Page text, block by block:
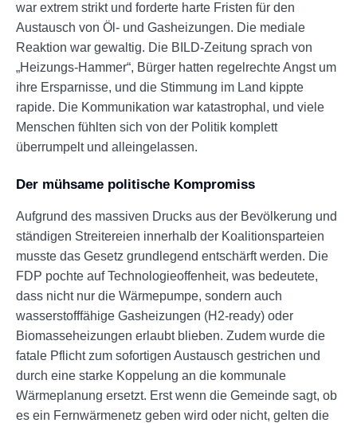
war extrem strikt und forderte harte Fristen für den
Austausch von Öl- und Gasheizungen. Die mediale
Reaktion war gewaltig. Die BILD-Zeitung sprach von
„Heizungs-Hammer“, Bürger hatten regelrechte Angst um
ihre Ersparnisse, und die Stimmung im Land kippte
rapide. Die Kommunikation war katastrophal, und viele
Menschen fühlten sich von der Politik komplett
überrumpelt und alleingelassen.
Der mühsame politische Kompromiss
Aufgrund des massiven Drucks aus der Bevölkerung und
ständigen Streitereien innerhalb der Koalitionsparteien
musste das Gesetz grundlegend entschärft werden. Die
FDP pochte auf Technologieoffenheit, was bedeutete,
dass nicht nur die Wärmepumpe, sondern auch
wasserstofffähige Gasheizungen (H2-ready) oder
Biomasseheizungen erlaubt blieben. Zudem wurde die
fatale Pflicht zum sofortigen Austausch gestrichen und
durch eine starke Koppelung an die kommunale
Wärmeplanung ersetzt. Erst wenn die Gemeinde sagt, ob
es ein Fernwärmenetz geben wird oder nicht, gelten die